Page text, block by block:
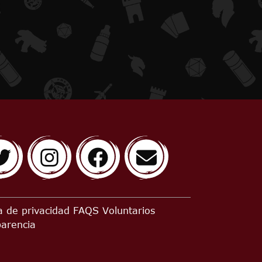
de privacidad FAQS Voluntarios